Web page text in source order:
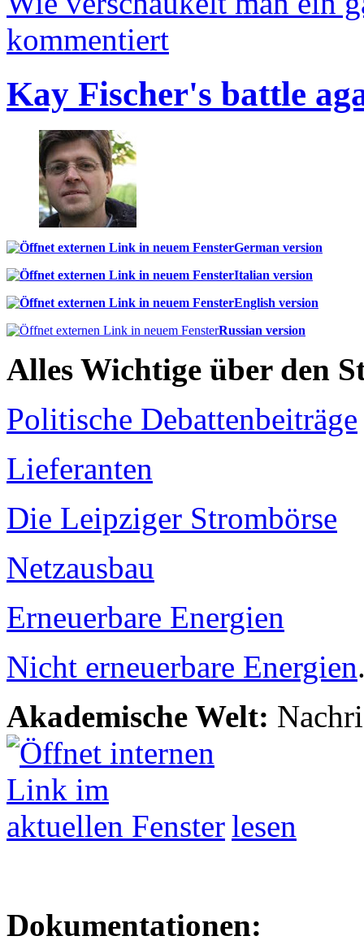
kommentiert
Kay Fischer's battle
German version
Italian version
English version
Russian version
Alles Wichtige über den
Politische Debattenbeiträge
Lieferanten
Die Leipziger Strombörse
Netzausbau
Erneuerbare Energien
Nicht erneuerbare Energien
Akademische Welt:
lesen
Dokumentationen: